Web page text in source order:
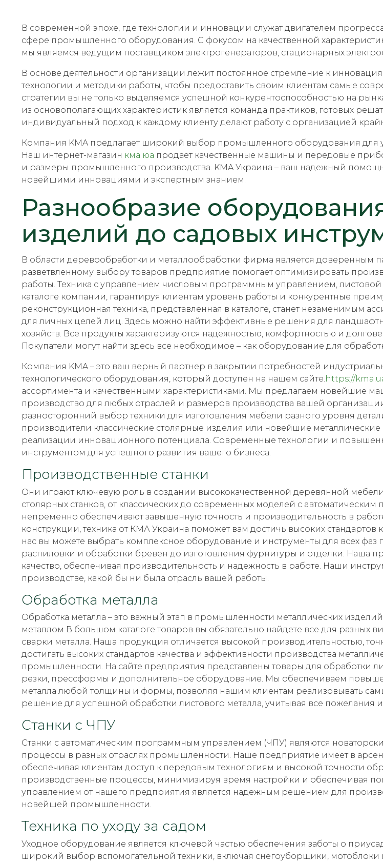
В современной эпохе, где технологии и инновации служат двигателем
сфере промышленного оборудования. С фокусом на качественной
мы являемся ведущим поставщиком электрогенераторов, стационарных
В основе деятельности организации лежит постоянное стремление к
технологии и методики работы, чтобы предоставить своим клиентам самые
стратегии вы не только выделяемся успешной конкурентоспособностью на
из основополагающих характеристик является команда практиков, готовых
индивидуальный подход к каждому клиенту делают работу с организацией
Компания KMA предлагает широкий выбор промышленного оборудования для
Наш интернет-магазин кма юа продает качественные машины и передовые
и размеры промышленного производства. KMA Украина – ваш надежный
новейшими инновациями и экспертным знанием.
Разнообразие
изделий до садовых
В области деревообработки и металлообработки фирма является доверенным
разветвленному выбору товаров предприятие помогает оптимизировать
работы. Техника с управлением числовым программным управлением, листовой
каталоге компании, гарантируя клиентам уровень работы и конкурентные
реконструкционная техника, представленная в каталоге, станет незаменимым
для личных целей лиц. Здесь можно найти эффективные решения для
хозяйств. Все продукты характеризуются надежностью, комфортностью и
Покупатели могут найти здесь все необходимое – как оборудование для
Компания KMA – это ваш верный партнер в закрытии потребностей
технологического оборудования, который доступен на нашем сайте.https://
ассортимента и качественными характеристиками. Мы предлагаем новейшие
производство для любых отраслей и размеров производства вашей
разносторонний выбор техники для изготовления мебели разного уровня
производители классические столярные изделия или новейшие
реализации инновационного потенциала. Современные технологии и
инструментом для успешного развития вашего бизнеса.
Производственные станки
Они играют ключевую роль в создании высококачественной деревянной
столярных станков, от классических до современных моделей с
непременно обеспечивают завышенную точность и производительность в
конструкции, техника от КМА Украина поможет вам достичь высоких стандартов
нас вы можете выбрать комплексное оборудование и инструменты для всех
распиловки и обработки бревен до изготовления фурнитуры и отделки. Наша
качество, обеспечивая производительность и надежность в работе. Наши
производстве, какой бы ни была отрасль вашей работы.
Обработка металла
Обработка металла – это важный этап в промышленности металлических
металлом В большом каталоге товаров вы обязательно найдете все для разных
сварки металла. Наша продукция отличается высокой производительностью,
достигать высоких стандартов качества и эффективности производства
промышленности. На сайте предприятия представлены товары для обработки
резки, прессформы и дополнительное оборудование. Мы обеспечиваем
металла любой толщины и формы, позволяя нашим клиентам реализовывать
решение для успешной обработки листового металла, учитывая все пожелания
Станки с ЧПУ
Станки с автоматическим программным управлением (ЧПУ) являются
процессы в разных отраслях промышленности. Наше предприятие имеет в
обеспечивая клиентам доступ к передовым технологиям и высокой точности
производственные процессы, минимизируя время настройки и обеспечивая
управлением от нашего предприятия является надежным решением для
новейшей промышленности.
Техника по уходу за садом
Уходное оборудование является ключевой частью обеспечения заботы о
широкий выбор вспомогательной техники, включая снегоуборщики,